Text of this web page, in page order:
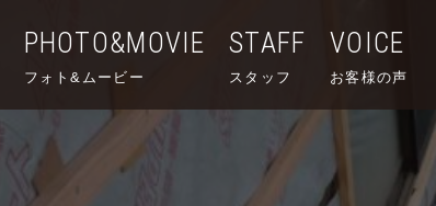
PHOTO&MOVIE
フォト&ムービー
STAFF
スタッフ
VOICE
お客様の声